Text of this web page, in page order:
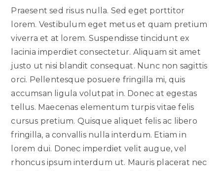
Praesent sed risus nulla. Sed eget porttitor
lorem. Vestibulum eget metus et quam pretium
viverra et at lorem. Suspendisse tincidunt ex
lacinia imperdiet consectetur. Aliquam sit amet
justo ut nisi blandit consequat. Nunc non sagittis
orci. Pellentesque posuere fringilla mi, quis
accumsan ligula volutpat in. Donec at egestas
tellus. Maecenas elementum turpis vitae felis
cursus pretium. Quisque aliquet felis ac libero
fringilla, a convallis nulla interdum. Etiam in
lorem dui. Donec imperdiet velit augue, vel
rhoncus ipsum interdum ut. Mauris placerat nec